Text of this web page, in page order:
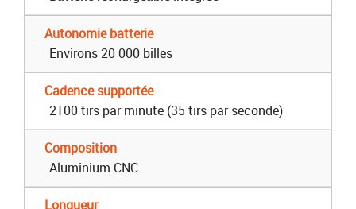
Autonomie batterie
Environs 20 000 billes
Cadence supportée
2100 tirs par minute (35 tirs par seconde)
Composition
Aluminium CNC
Longueur